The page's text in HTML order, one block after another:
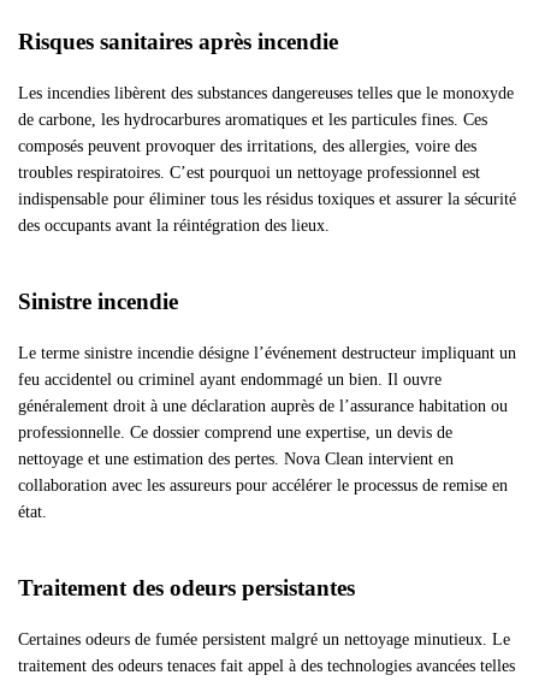
Risques sanitaires après incendie
Les incendies libèrent des substances dangereuses telles que le monoxyde
de carbone, les hydrocarbures aromatiques et les particules fines. Ces
composés peuvent provoquer des irritations, des allergies, voire des
troubles respiratoires. C’est pourquoi un nettoyage professionnel est
indispensable pour éliminer tous les résidus toxiques et assurer la sécurité
des occupants avant la réintégration des lieux.
Sinistre incendie
Le terme sinistre incendie désigne l’événement destructeur impliquant un
feu accidentel ou criminel ayant endommagé un bien. Il ouvre
généralement droit à une déclaration auprès de l’assurance habitation ou
professionnelle. Ce dossier comprend une expertise, un devis de
nettoyage et une estimation des pertes. Nova Clean intervient en
collaboration avec les assureurs pour accélérer le processus de remise en
état.
Traitement des odeurs persistantes
Certaines odeurs de fumée persistent malgré un nettoyage minutieux. Le
traitement des odeurs tenaces fait appel à des technologies avancées telles